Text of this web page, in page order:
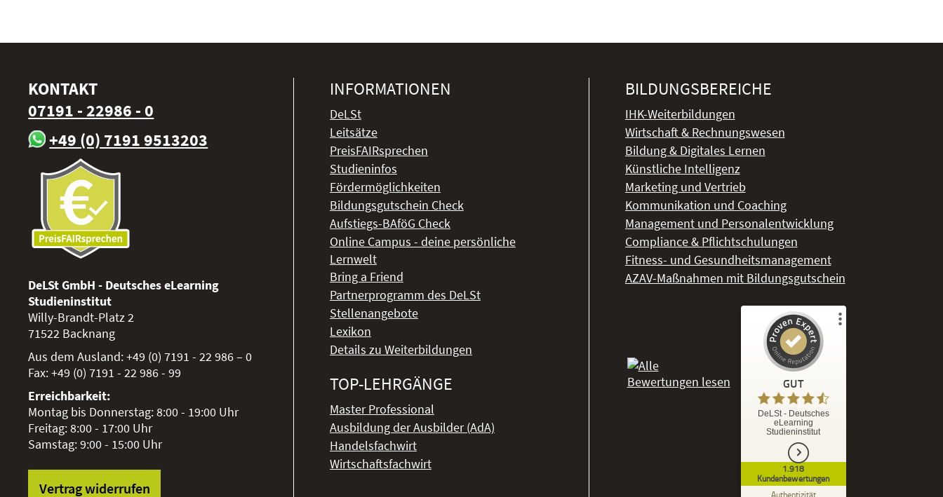
KONTAKT
07191 - 22986 - 0
+49 (0) 7191 9513203
DeLSt GmbH - Deutsches eLearning
Studieninstitut
Willy-Brandt-Platz 2
71522 Backnang
Aus dem Ausland:+49 (0) 7191 - 22 986 – 0
Fax:+49 (0) 7191 - 22 986 - 99
Erreichbarkeit:
Montag bis Donnerstag: 8:00 - 19:00 Uhr
Freitag: 8:00 - 17:00 Uhr
Samstag: 9:00 - 15:00 Uhr
Vertrag widerrufen
INFORMATIONEN
DeLSt
Leitsätze
PreisFAIRsprechen
Studieninfos
Fördermöglichkeiten
Bildungsgutschein Check
Aufstiegs-BAföG Check
Online Campus - deine persönliche
Lernwelt
Bring a Friend
Partnerprogramm des DeLSt
Stellenangebote
Lexikon
Details zu Weiterbildungen
TOP-LEHRGÄNGE
Master Professional
Ausbildung der Ausbilder (AdA)
Handelsfachwirt
Wirtschaftsfachwirt
BILDUNGSBEREICHE
IHK-Weiterbildungen
Wirtschaft & Rechnungswesen
Bildung & Digitales Lernen
Künstliche Intelligenz
Marketing und Vertrieb
Kommunikation und Coaching
Management und Personalentwicklung
Compliance & Pflichtschulungen
Fitness- und Gesundheitsmanagement
AZAV-Maßnahmen mit Bildungsgutschein
GUT
DeLSt - Deutsches
eLearning
Studieninstitut
1.918
Kundenbewertungen
Authentizität
Kundenbewertungen und Erfahrungen zu
DeLSt - Deutsches eLearning Studieninstitut
ProvenExpert.com
1.827
Bewertungen von